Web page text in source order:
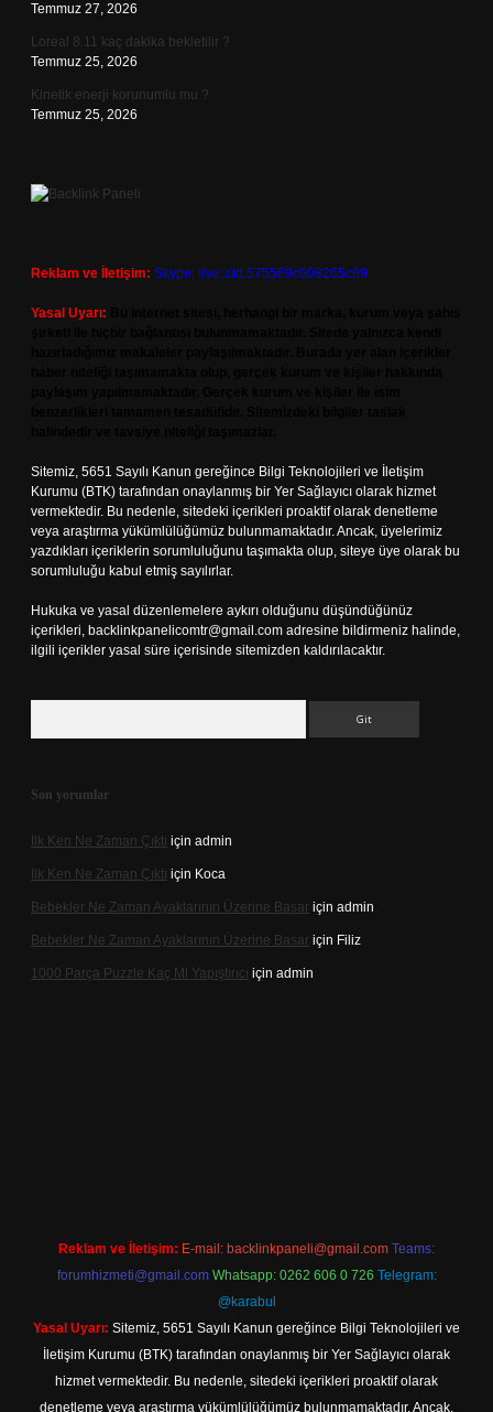
Temmuz 27, 2026
Loreal 8.11 kaç dakika bekletilir ?
Temmuz 25, 2026
Kinetik enerji korunumlu mu ?
Temmuz 25, 2026
Reklam ve İletişim: Skype: live:.cid.575569c608265c69
Yasal Uyarı:
Sitemiz, 5651 Sayılı Kanun gereğince Bilgi Teknolojileri ve İletişim
Kurumu (BTK) tarafından onaylanmış bir Yer Sağlayıcı olarak hizmet
vermektedir. Bu nedenle, sitedeki içerikleri proaktif olarak denetleme
veya araştırma yükümlülüğümüz bulunmamaktadır. Ancak, üyelerimiz
yazdıkları içeriklerin sorumluluğunu taşımakta olup, siteye üye olarak bu
sorumluluğu kabul etmiş sayılırlar.
Hukuka ve yasal düzenlemelere aykırı olduğunu düşündüğünüz
içerikleri, backlinkpanelicomtr@gmail.com adresine bildirmeniz halinde,
ilgili içerikler yasal süre içerisinde sitemizden kaldırılacaktır.
Son yorumlar
Ilk Ken Ne Zaman Çıktı için admin
Ilk Ken Ne Zaman Çıktı için Koca
Bebekler Ne Zaman Ayaklarının Üzerine Basar için admin
Bebekler Ne Zaman Ayaklarının Üzerine Basar için Filiz
1000 Parça Puzzle Kaç Ml Yapıştırıcı için admin
Reklam ve İletişim: E-mail: backlinkpaneli@gmail.com Teams:
forumhizmeti@gmail.com Whatsapp: 0262 606 0 726 Telegram:
@karabul
Yasal Uyarı: Sitemiz, 5651 Sayılı Kanun gereğince Bilgi Teknolojileri ve
İletişim Kurumu (BTK) tarafından onaylanmış bir Yer Sağlayıcı olarak
hizmet vermektedir. Bu nedenle, sitedeki içerikleri proaktif olarak
denetleme veya araştırma yükümlülüğümüz bulunmamaktadır. Ancak,